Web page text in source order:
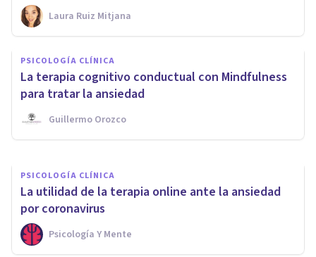
Laura Ruiz Mitjana
PSICOLOGÍA CLÍNICA
La terapia cognitivo conductual con Mindfulness
para tratar la ansiedad
Guillermo Orozco
PSICOLOGÍA CLÍNICA
Terapia de duelo: ayuda
psicológica para afrontar el
adiós
Bertrand Regader
PSICOLOGÍA CLÍNICA
La utilidad de la terapia online ante la ansiedad
por coronavirus
Psicología Y Mente